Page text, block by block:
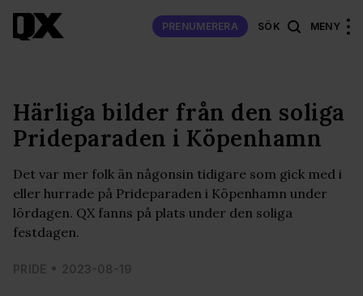
PRENUMERERA SÖK MENY
Härliga bilder från den soliga
Prideparaden i Köpenhamn
Det var mer folk än någonsin tidigare som gick med i
eller hurrade på Prideparaden i Köpenhamn under
lördagen. QX fanns på plats under den soliga
festdagen.
PRIDE 2023-08-19